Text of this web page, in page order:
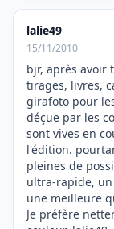
lalie49
15/11/2010
bjr, après avoir
tirages, livres,
girafoto pour
déçue par les
sont vives en
l'édition.
pleines de
ultra-rapide,
une meilleure
Je préfère